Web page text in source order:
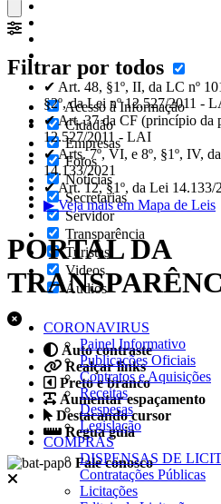
Filtrar por todos
Acesso à Informação
Cidadão
Empresas
Fotos
Notícias
Secretarias
Servidor
Transparência
Turistas
Videos
Áudios
Auto contraste
Realçar links
Preto e branco
Aumentar espaçamento
Destacando cursor
Regua guia
Fale conosco
✔ Art. 48, §1º, II, da LC nº
§2º, da Lei nº 12.527/2011 -
✔ Art. 37 da CF (princípio da
12.527/2011 - LAI
✔ Arts. 7º, VI, e 8º, §1º, IV,
14.133/2021
✔ Art. 12, §1º, da Lei 14.133/
▶ Veja mais em Mapa de Leis
PORTAL DA
CORONAVIRUS
Painel Informativo
Publicações Oficiais
Contratos e Aquisições
Receitas
Despesas
Legislação
COMPRAS
DISPENSAS DE
Contratações Públicas
Licitações